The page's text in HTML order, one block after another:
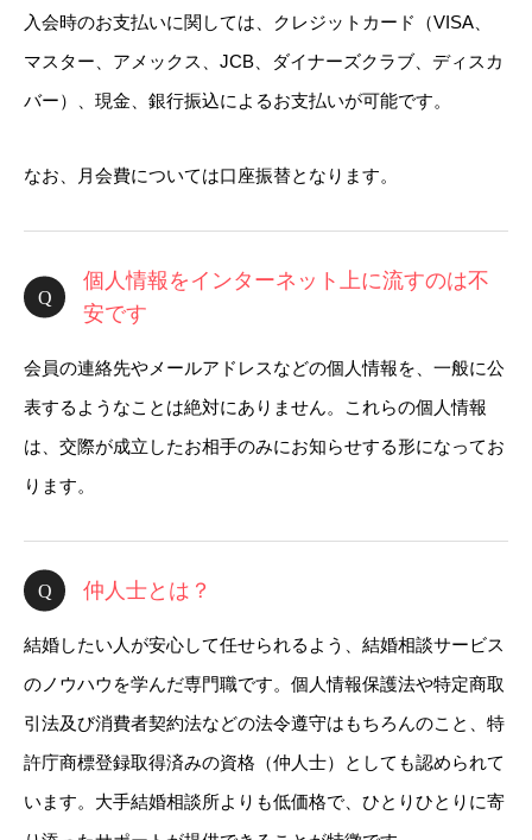
入会時のお支払いに関しては、クレジットカード（VISA、
マスター、アメックス、JCB、ダイナーズクラブ、ディスカ
バー）、現金、銀行振込によるお支払いが可能です。
なお、月会費については口座振替となります。
個人情報をインターネット上に流すのは不
安です
会員の連絡先やメールアドレスなどの個人情報を、一般に公
表するようなことは絶対にありません。これらの個人情報
は、交際が成立したお相手のみにお知らせする形になってお
ります。
仲人士とは？
結婚したい人が安心して任せられるよう、結婚相談サービス
のノウハウを学んだ専門職です。個人情報保護法や特定商取
引法及び消費者契約法などの法令遵守はもちろんのこと、特
許庁商標登録取得済みの資格（仲人士）としても認められて
います。大手結婚相談所よりも低価格で、ひとりひとりに寄